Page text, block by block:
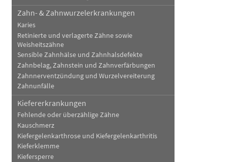
Zahn- & Zahnwurzelerkrankungen
Karies
Retinierte und verlagerte Zähne sowie
Weisheitszähne
Sensible Zahnhälse und Zahnhalsdefekte
Zahnbelag, Zahnstein und Zahnverfärbungen
Zahnnerventzündung und Wurzelvereiterung
Zahnunfälle
Kiefererkrankungen
Fehlende oder überzählige Zähne
Kauschmerz
Kiefergelenkarthrose und Kiefergelenkarthritis
Kieferklemme
Kiefersperre